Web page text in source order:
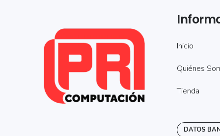
Inicio
Quiénes
Tienda
DATOS